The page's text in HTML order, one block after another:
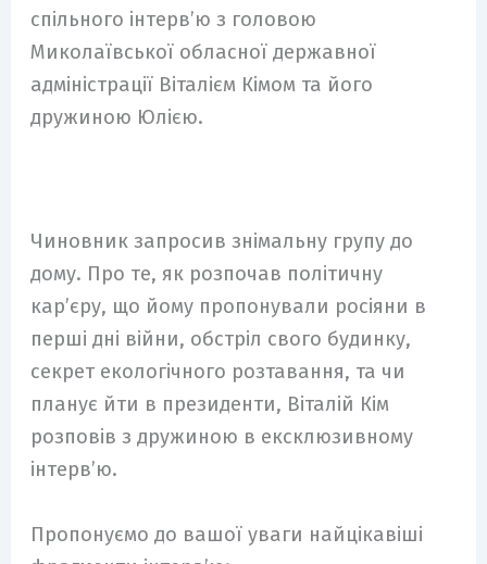
спільного інтерв’ю з головою
Миколаївської обласної державної
адміністрації Віталієм Кімом та його
дружиною Юлією.
Чиновник запросив знімальну групу до
дому. Про те, як розпочав політичну
кар’єру, що йому пропонували росіяни в
перші дні війни, обстріл свого будинку,
секрет екологічного розтавання, та чи
планує йти в президенти, Віталій Кім
розповів з дружиною в ексклюзивному
інтерв’ю.
Пропонуємо до вашої уваги найцікавіші